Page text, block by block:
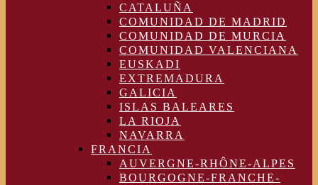
CATALUÑA
COMUNIDAD DE MADRID
COMUNIDAD DE MURCIA
COMUNIDAD VALENCIANA
EUSKADI
EXTREMADURA
GALICIA
ISLAS BALEARES
LA RIOJA
NAVARRA
FRANCIA
AUVERGNE-RHÔNE-ALPES
BOURGOGNE-FRANCHE-